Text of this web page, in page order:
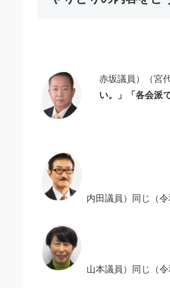
赤坂議員）（宮
い。」「各会派
内田議員）同じ（令
山本議員）同じ（令